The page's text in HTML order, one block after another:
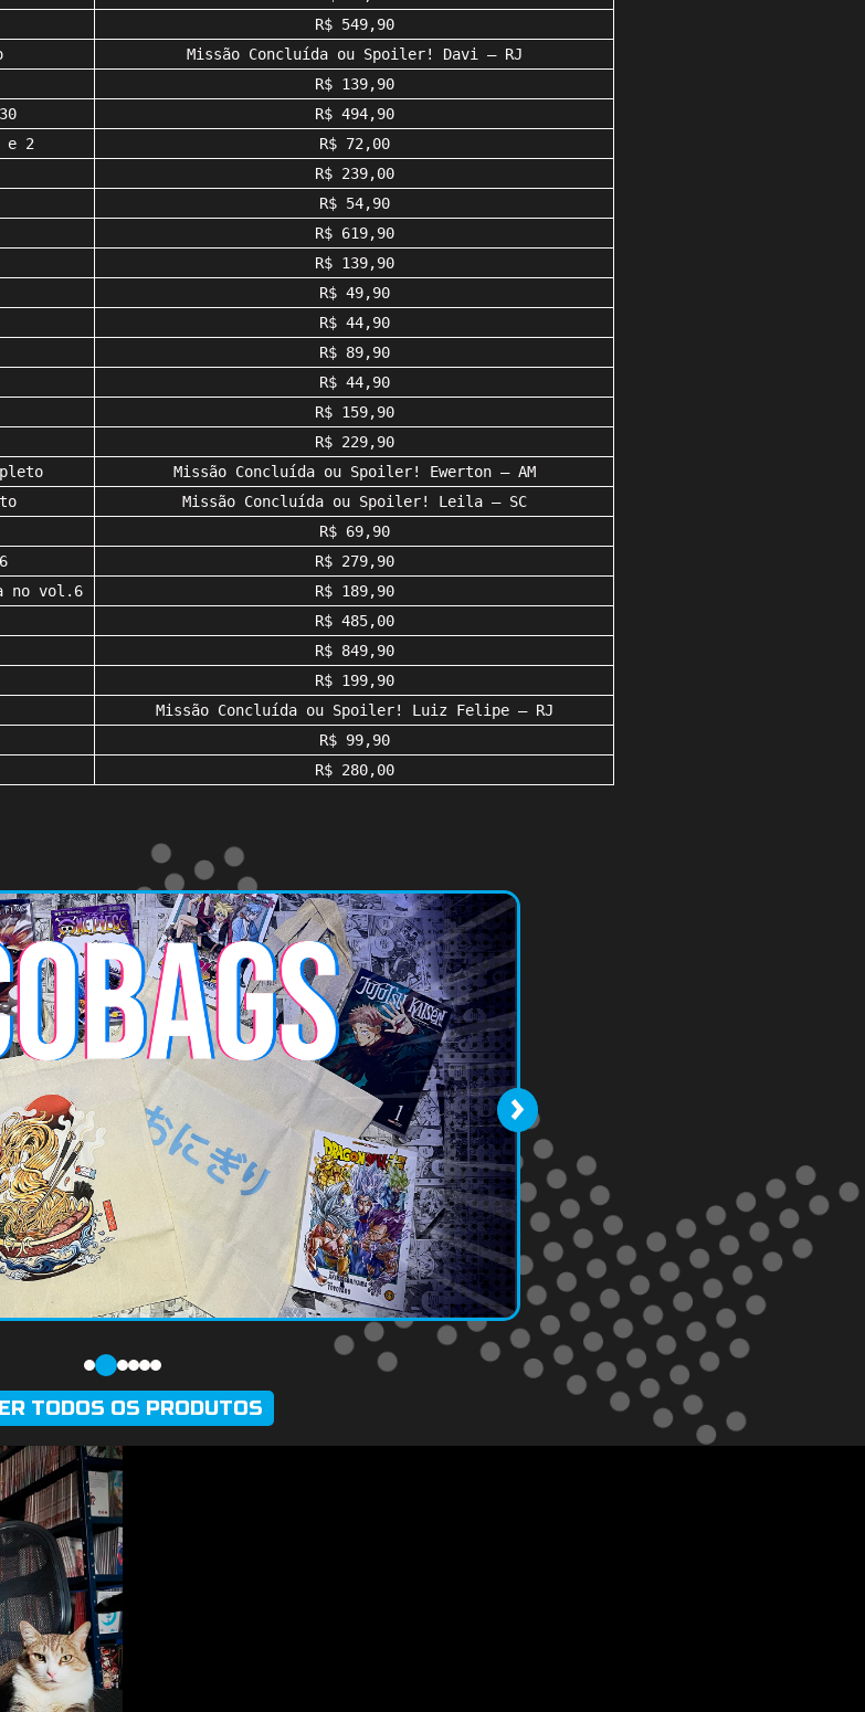
R$ 549,90
Missão Concluída ou Spoiler! Davi – RJ
R$ 139,90
R$ 494,90
e 2
R$ 72,00
R$ 239,00
R$ 54,90
R$ 619,90
R$ 139,90
R$ 49,90
R$ 44,90
R$ 89,90
R$ 44,90
R$ 159,90
R$ 229,90
Missão Concluída ou Spoiler! Ewerton – AM
Missão Concluída ou Spoiler! Leila – SC
R$ 69,90
R$ 279,90
no vol.6
R$ 189,90
R$ 485,00
R$ 849,90
R$ 199,90
Missão Concluída ou Spoiler! Luiz Felipe – RJ
R$ 99,90
R$ 280,00
›
TODOS OS PRODUTOS